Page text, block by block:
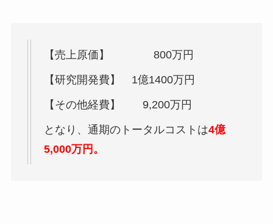
【売上原価】 800万円
【研究開発費】 1億1400万円
【その他経費】 9,200万円
となり、通期のトータルコストは4億
5,000万円。